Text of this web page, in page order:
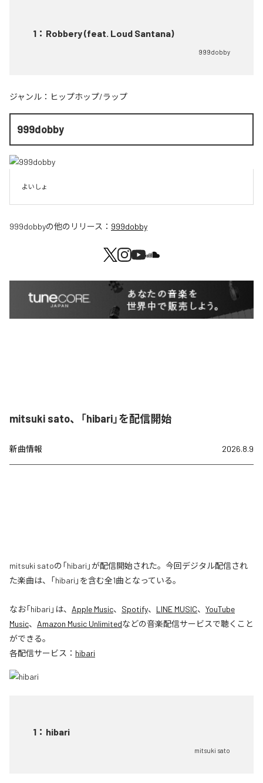
1 ： Robbery (feat. Loud Santana)
999dobby
ジャンル： ヒップホップ/ラップ
999dobby
よいしょ
999dobbyの他のリリース： 999dobby
mitsuki sato、「hibari」を配信開始
新曲情報 2026.8.9
mitsuki satoの「hibari」が配信開始された。今回デジタル配信され
た楽曲は、「hibari」を含む全1曲となっている。
なお「hibari 」は、 Apple Music、 Spotify、 LINE MUSIC、 YouTube
Music、 Amazon Music Unlimitedなどの音楽配信サービスで聴くこと
ができる。
各配信サービス： hibari
1 ： hibari
mitsuki sato